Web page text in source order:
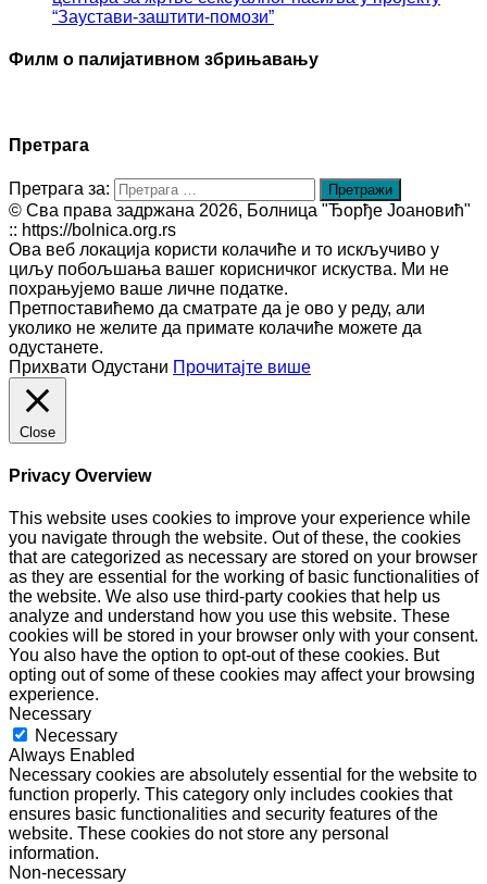
“Заустави-заштити-помози”
Филм о палијативном збрињавању
Претрага
Претрага за:
© Сва права задржана 2026, Болница "Ђорђе Јоановић"
:: https://bolnica.org.rs
Ова веб локација користи колачиће и то искључиво у
циљу побољшања вашег корисничког искуства. Ми не
похрањујемо ваше личне податке.
Претпоставићемо да сматрате да је ово у реду, али
уколико не желите да примате колачиће можете да
одустанете.
Прихвати Одустани Прочитајте више
Close
Privacy Overview
This website uses cookies to improve your experience while
you navigate through the website. Out of these, the cookies
that are categorized as necessary are stored on your browser
as they are essential for the working of basic functionalities of
the website. We also use third-party cookies that help us
analyze and understand how you use this website. These
cookies will be stored in your browser only with your consent.
You also have the option to opt-out of these cookies. But
opting out of some of these cookies may affect your browsing
experience.
Necessary
Necessary
Always Enabled
Necessary cookies are absolutely essential for the website to
function properly. This category only includes cookies that
ensures basic functionalities and security features of the
website. These cookies do not store any personal
information.
Non-necessary